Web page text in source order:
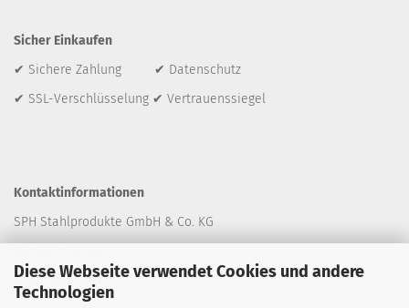
Diese Webseite verwendet Cookies und andere
Technologien
Sicher Einkaufen
✔ Sichere Zahlung ✔ Datenschutz
✔ SSL-Verschlüsselung ✔ Vertrauenssiegel
Kontaktinformationen
SPH Stahlprodukte GmbH & Co. KG
30161 Hannover